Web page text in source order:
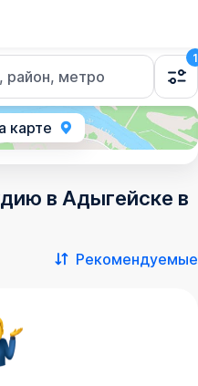
район, метро
1
карте
в Адыгейске в
Рекомендуемые